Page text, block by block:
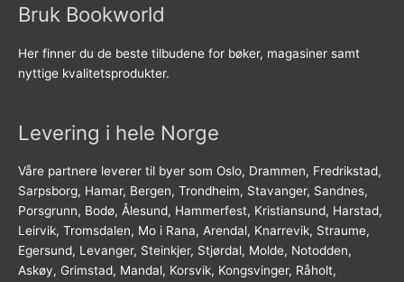
Bruk Bookworld
Her finner du de beste tilbudene for bøker, magasiner samt
nyttige kvalitetsprodukter.
Levering i hele Norge
Våre partnere leverer til byer som Oslo, Drammen, Fredrikstad,
Sarpsborg, Hamar, Bergen, Trondheim, Stavanger, Sandnes,
Porsgrunn, Bodø, Ålesund, Hammerfest, Kristiansund, Harstad,
Leirvik, Tromsdalen, Mo i Rana, Arendal, Knarrevik, Straume,
Egersund, Levanger, Steinkjer, Stjørdal, Molde, Notodden,
Askøy, Grimstad, Mandal, Korsvik, Kongsvinger, Råholt,